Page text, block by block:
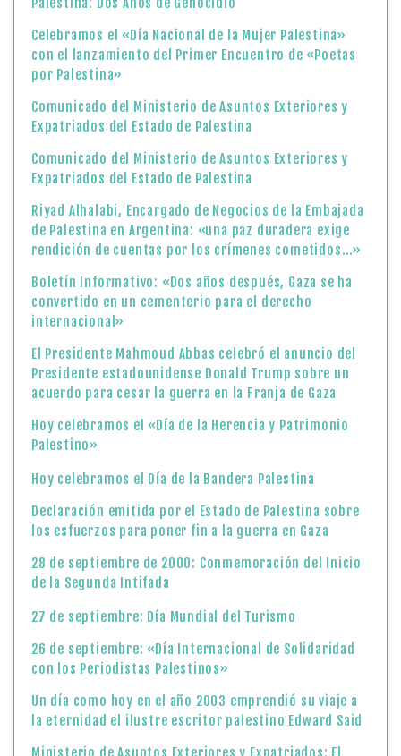
Riyad Alhalabi, Encargado de Negocios de la Embajada
de Palestina en Argentina: «una paz duradera exige
Boletín Informativo: «Dos años después, Gaza se ha
internacional»
Presidente estadounidense Donald Trump sobre un
acuerdo para cesar la guerra en la Franja de Gaza
Palestino»
Hoy celebramos el Día de la Bandera Palestina
Declaración emitida por el Estado de Palestina sobre
los esfuerzos para poner fin a la guerra en Gaza
28 de septiembre de 2000: Conmemoración del Inicio
de la Segunda Intifada
26 de septiembre: «Día Internacional de Solidaridad
con los Periodistas Palestinos»
Un día como hoy en el año 2003 emprendió su viaje a
la eternidad el ilustre escritor palestino Edward Said
Ministerio de Asuntos Exteriores y Expatriados: El
cierre del Puente de Karama es injustificado, se
exige una intervención internacional urgente para
reabrirlo de inmediato
El Ministerio de Asuntos Exteriores y Expatriados
acoge con satisfacción la Declaración Conjunta
emitida por la Presidencia de la Conferencia